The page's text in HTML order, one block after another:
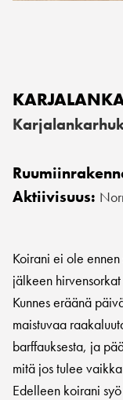
Aktiivisuus:
Koirani ei ole
jälkeen
Kunnes eräänä
maistuvaa
barffauksesta, ja
mitä jos tulee
Edelleen koirani